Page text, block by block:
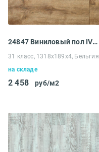
24847 Виниловый пол IVC Linea замковая Star Oak
31 класс, 1318х189х4, Бельгия
на складе
2 458 руб/м2